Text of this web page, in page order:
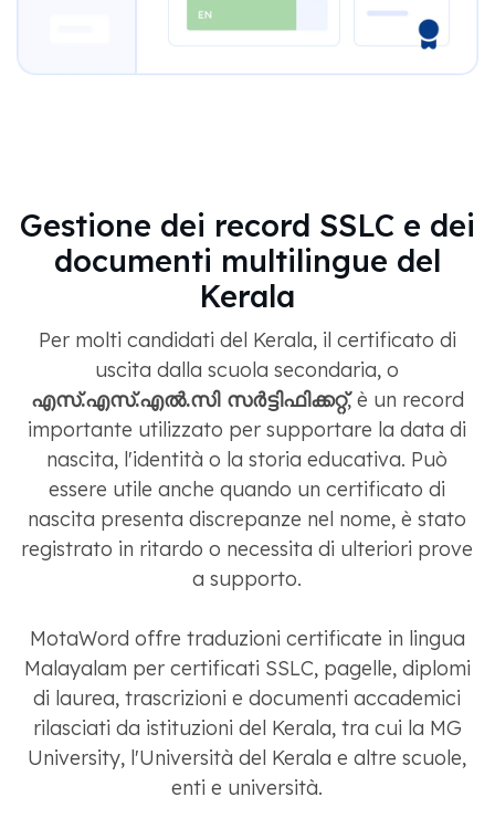
Gestione dei record SSLC e dei
documenti multilingue del
Kerala
Per molti candidati del Kerala, il certificato di
uscita dalla scuola secondaria, o
എസ്.എസ്.എൽ.സി സർട്ടിഫിക്കറ്റ്, è un record
importante utilizzato per supportare la data di
nascita, l'identità o la storia educativa. Può
essere utile anche quando un certificato di
nascita presenta discrepanze nel nome, è stato
registrato in ritardo o necessita di ulteriori prove
a supporto.
MotaWord offre traduzioni certificate in lingua
Malayalam per certificati SSLC, pagelle, diplomi
di laurea, trascrizioni e documenti accademici
rilasciati da istituzioni del Kerala, tra cui la MG
University, l'Università del Kerala e altre scuole,
enti e università.